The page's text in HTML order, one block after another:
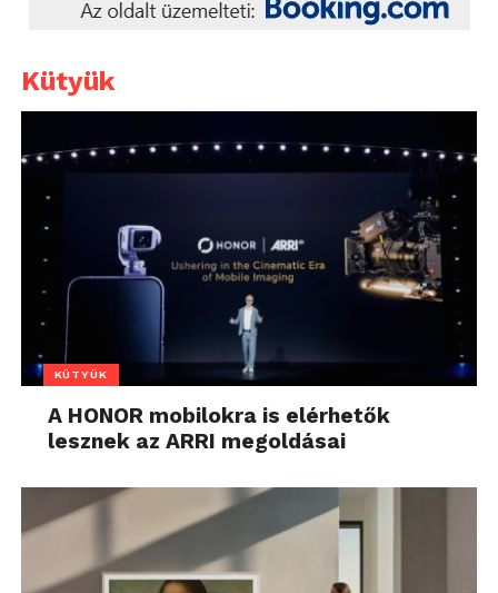
Kütyük
KÜTYÜK
A HONOR mobilokra is elérhetők
lesznek az ARRI megoldásai